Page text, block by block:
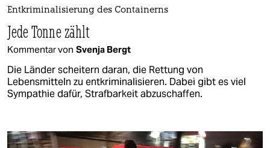
Entkriminalisierung des Containerns
Jede Tonne zählt
Kommentar von Svenja Bergt
Die Länder scheitern daran, die Rettung von
Lebensmitteln zu entkriminalisieren. Dabei gibt es viel
Sympathie dafür, Strafbarkeit abzuschaffen.